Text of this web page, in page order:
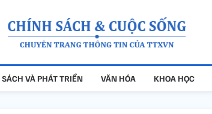
VÀ PHÁT TRIỂN VĂN HÓA KHOA HỌC